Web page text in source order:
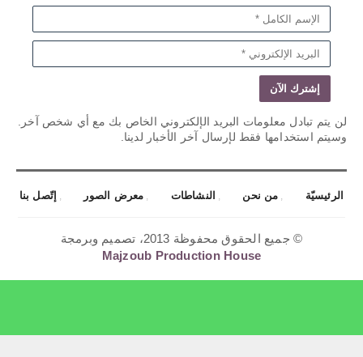
لن يتم تبادل معلومات البريد الإلكتروني الخاص بك مع أي شخص آخر.
وسيتم استخدامها فقط لإرسال آخر الأخبار لدينا.
الرئيسيّة من نحن النشاطات معرض الصور إتّصل بنا
© جميع الحقوق محفوظة 2013، تصميم وبرمجة
Majzoub Production House